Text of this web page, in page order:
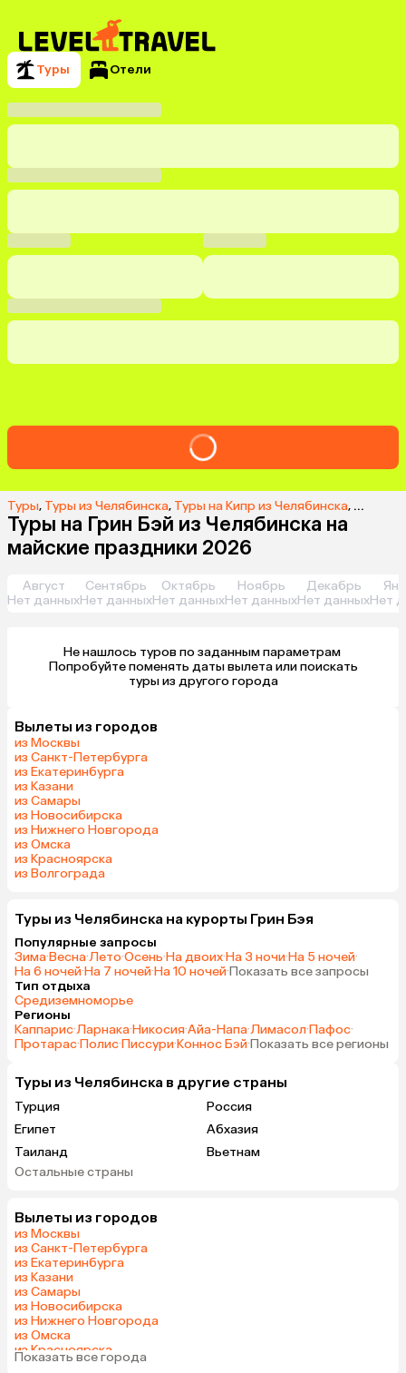
Туры Отели
Туры, Туры из Челябинска, Туры на Кипр из Челябинска, Туры на
Туры на Грин Бэй из Челябинска на
майские праздники 2026
Август
Нет данных
Сентябрь
Нет данных
Октябрь
Нет данных
Ноябрь
Нет данных
Декабрь
Нет данныхНет
Не нашлось туров по заданным параметрам
туры из другого города
Вылеты из городов
из Москвы
из Санкт-Петербурга
из Екатеринбурга
из Казани
из Самары
из Новосибирска
из Нижнего Новгорода
из Омска
из Красноярска
из Волгограда
Туры из Челябинска на курорты Грин Бэя
Популярные запросы
Зима·Весна·Лето·Осень·На двоих·На 3 ночи·На 5 ночей·
На 6 ночей·На 7 ночей·На 10 ночей·Показать все запросы
Тип отдыха
Средиземноморье
Регионы
Каппарис·Ларнака·Никосия·Айа-Напа·Лимасол·Пафос·
Протарас·Полис·Писсури·Коннос Бэй·Показать все регионы
Туры из Челябинска в другие страны
Турция
Россия
Египет
Абхазия
Таиланд
Вьетнам
ОАЭ
Саудовская Аравия
Остальные страны
Вылеты из городов
из Москвы
из Санкт-Петербурга
из Екатеринбурга
из Казани
из Самары
из Новосибирска
из Нижнего Новгорода
из Омска
из Красноярска
из Волгограда
Показать все города